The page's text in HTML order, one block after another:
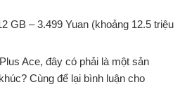
GB – 3.499 Yuan (khoảng 12.5 triệu
Ace, đây có phải là một sản
Cùng để lại bình luận cho